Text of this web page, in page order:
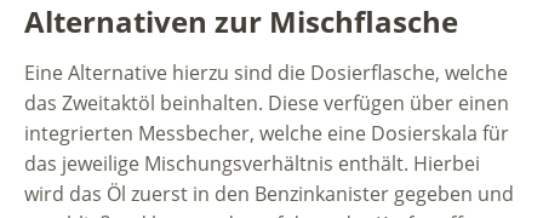
Alternativen zur Mischflasche
Eine Alternative hierzu sind die Dosierflasche, welche
das Zweitaktöl beinhalten. Diese verfügen über einen
integrierten Messbecher, welche eine Dosierskala für
das jeweilige Mischungsverhältnis enthält. Hierbei
wird das Öl zuerst in den Benzinkanister gegeben und